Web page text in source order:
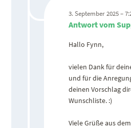
3. September 2025 –
Antwort vom
Hallo Fynn,
vielen Dank für
und für die
deinen Vorschlag
Wunschliste. :)
Viele Grüße aus